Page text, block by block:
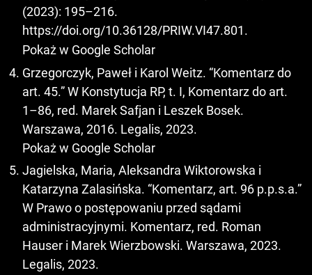
(2023): 195–216.
https://doi.org/10.36128/PRIW.VI47.801.
Pokaż w Google Scholar
Grzegorczyk, Paweł i Karol Weitz. “Komentarz do
art. 45.” W Konstytucja RP, t. I, Komentarz do art.
1–86, red. Marek Safjan i Leszek Bosek.
Warszawa, 2016. Legalis, 2023.
Pokaż w Google Scholar
Jagielska, Maria, Aleksandra Wiktorowska i
Katarzyna Zalasińska. “Komentarz, art. 96 p.p.s.a.”
W Prawo o postępowaniu przed sądami
administracyjnymi. Komentarz, red. Roman
Hauser i Marek Wierzbowski. Warszawa, 2023.
Legalis, 2023.